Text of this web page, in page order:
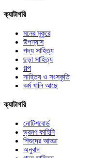
ক্যাটাগরি
মনের মুকুরে
উপন্যাস
পদ্য সাহিত্য
ছড়া সাহিত্য
গল্প
সাহিত্য ও সংস্কৃতি
কর্ম খালি আছে
ক্যাটাগরি
নোটিশবোর্ড
ভ্রমণ কাহিনি
শিশুদের আড্ডা
অনুবাদ